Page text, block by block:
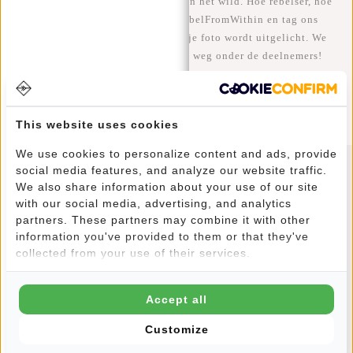
beter ;-) Deel je foto's met #RebelFromWithin en tag ons
@newrebelsbags Grote kans dat je foto wordt uitgelicht. We
geven elke maand een gratis tas weg onder de deelnemers!
Nieuwsbrief
10% korting op je volgende bestelling
This website uses cookies
We use cookies to personalize content and ads, provide
social media features, and analyze our website traffic.
We also share information about your use of our site
with our social media, advertising, and analytics
partners. These partners may combine it with other
information you've provided to them or that they've
collected from your use of their services.
Customize
Accept all